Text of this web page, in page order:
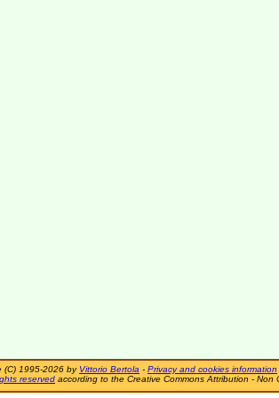
(C) 1995-2026 by Vittorio Bertola - Privacy and cookies information
reserved according to the Creative Commons Attribution - Non